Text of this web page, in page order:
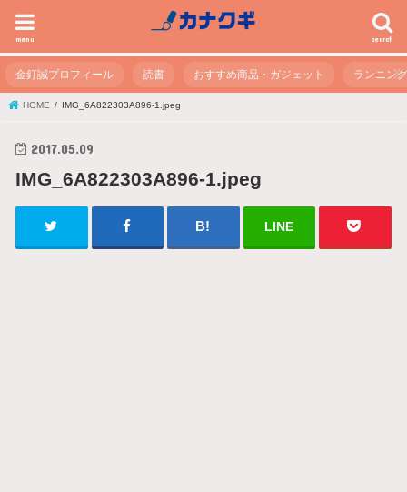
search
menu
金釘誠プロフィール 読書 おすすめ商品・ガジェット ランニング
HOME IMG_6A822303A896-1.jpeg
2017.05.09
IMG_6A822303A896-1.jpeg
LINE